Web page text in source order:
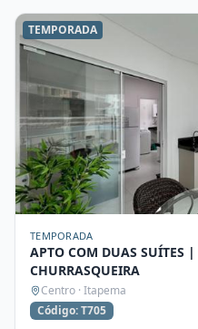
TEMPORADA
TEMPORADA
APTO COM DUAS SUÍTES
CHURRASQUEIRA
Centro · Itapema
Código: T705